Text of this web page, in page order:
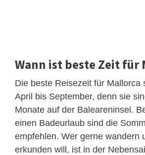
Wann ist beste Zeit für
Die beste Reisezeit für Mallorca
April bis September, denn sie
Monate auf der Baleareninsel.
einen Badeurlaub sind die
empfehlen. Wer gerne wandern
erkunden will, ist in der